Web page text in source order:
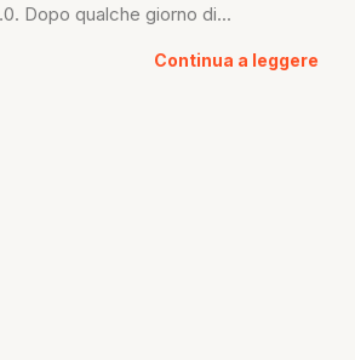
Dopo qualche giorno di...
Continua a leggere